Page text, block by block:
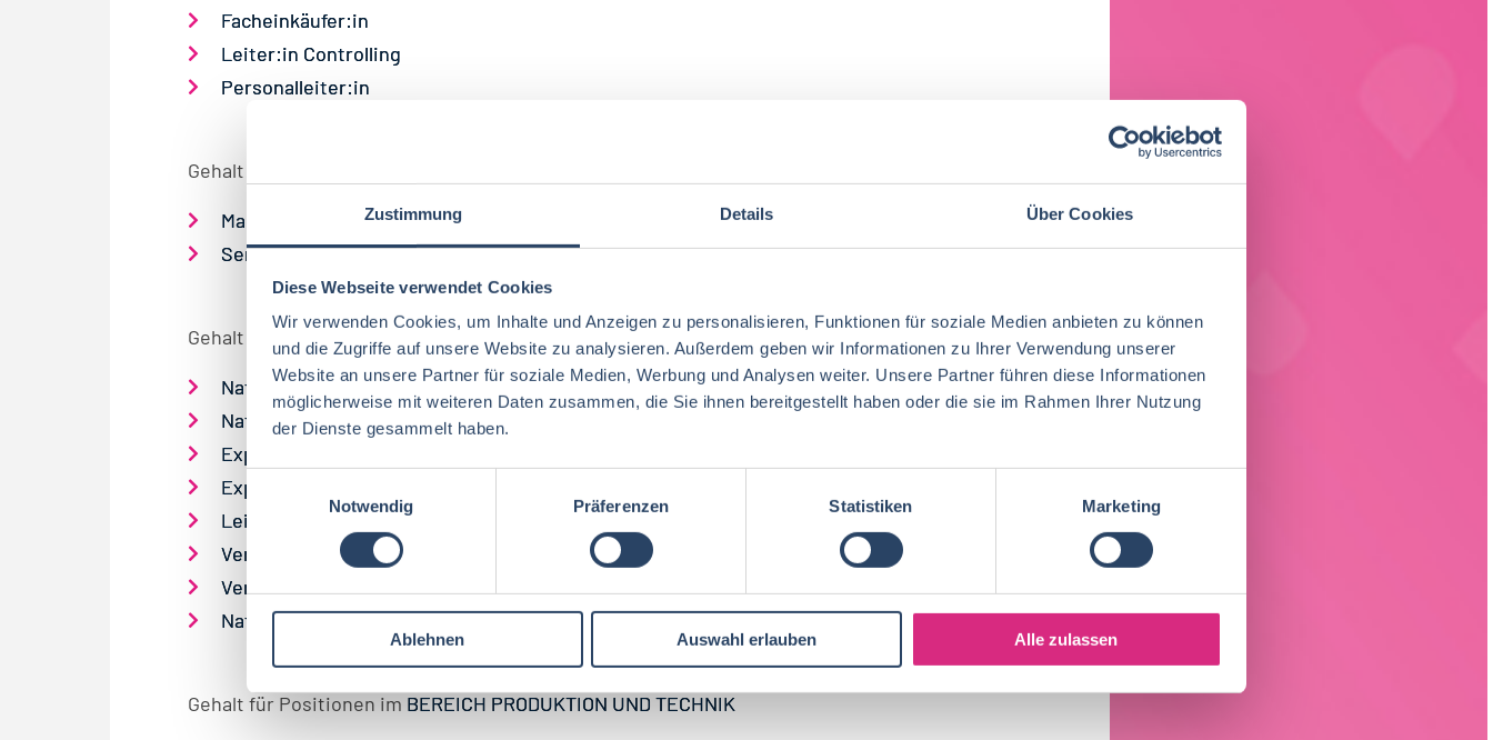
Zustimmung Details Über Cookies
Diese Webseite verwendet Cookies
Wir verwenden Cookies, um Inhalte und Anzeigen zu personalisieren, Funktionen für soziale Medien anbieten zu können
und die Zugriffe auf unsere Website zu analysieren. Außerdem geben wir Informationen zu Ihrer Verwendung unserer
Website an unsere Partner für soziale Medien, Werbung und Analysen weiter. Unsere Partner führen diese Informationen
möglicherweise mit weiteren Daten zusammen, die Sie ihnen bereitgestellt haben oder die sie im Rahmen Ihrer Nutzung
der Dienste gesammelt haben.
n
w
i
g
Notwendig Präferenzen Statistiken Marketing
Ablehnen Auswahl erlauben Alle zulassen
Facheinkäufer:in
Leiter:in Controlling
Personalleiter:in
Gehalt für Positionen im
Marketingleitung
Senior-Produktmanagement / Brandmanagement
Gehalt für Positionen imBEREICH VERTRIEB
Nationale:r Key Account Manager:in LEH
Nationale:r Key Account Manager:in Foodservice
Exportleiter:in
Export Manager:in / Area Manager:in Export
Leiter:in Industrievertrieb
Verkaufsleiter:in Industrie National / Key Account Manager:in
Verkaufsleiter:in Industrie International
Nationale:r Vertriebsleiter:in
Gehalt für Positionen im BEREICH PRODUKTION UND TECHNIK